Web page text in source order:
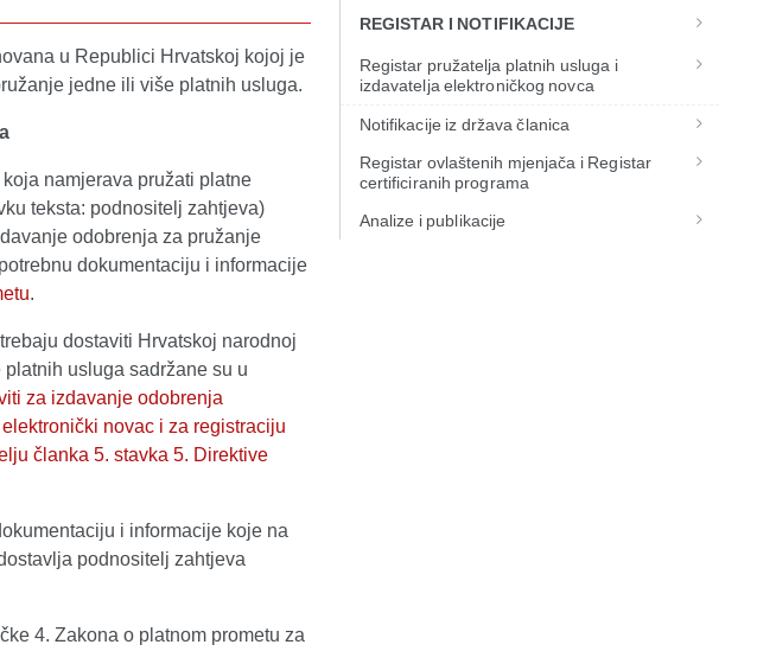
u Republici Hrvatskoj kojoj je
jedne ili više platnih usluga.
namjerava pružati platne
teksta: podnositelj zahtjeva)
odobrenja za pružanje
dokumentaciju i informacije
.
dostaviti Hrvatskoj narodnoj
usluga sadržane su u
za izdavanje odobrenja
novac i za registraciju
članka 5. stavka 5. Direktive
i informacije koje na
podnositelj zahtjeva
4. Zakona o platnom prometu za
REGISTAR I NOTIFIKACIJE
Registar pružatelja platnih usluga i
izdavatelja elektroničkog novca
Notifikacije iz država članica
Registar ovlaštenih mjenjača i Registar
certificiranih programa
Analize i publikacije